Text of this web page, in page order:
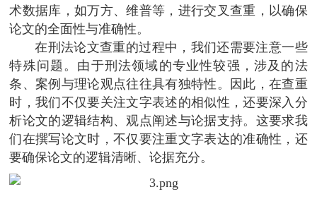
术数据库，如万方、维普等，进行交叉查重，以确保
论文的全面性与准确性。
在刑法论文查重的过程中，我们还需要注意一些
特殊问题。由于刑法领域的专业性较强，涉及的法
条、案例与理论观点往往具有独特性。因此，在查重
时，我们不仅要关注文字表述的相似性，还要深入分
析论文的逻辑结构、观点阐述与论据支持。这要求我
们在撰写论文时，不仅要注重文字表达的准确性，还
要确保论文的逻辑清晰、论据充分。